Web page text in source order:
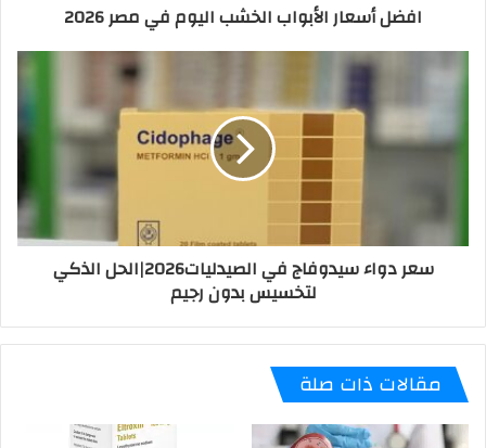
افضل أسعار الأبواب الخشب اليوم في مصر 2026
سعر دواء سيدوفاج في الصيدليات2026|الحل الذكي
لتخسيس بدون رجيم
مقالات ذات صلة